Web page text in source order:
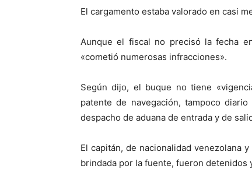
El cargamento estaba valorado en casi
Aunque el fiscal no precisó la fecha
«cometió numerosas infracciones».
Según dijo, el buque no tiene
patente de navegación, tampoco
despacho de aduana de entrada y de
El capitán, de nacionalidad venezolana
brindada por la fuente, fueron detenidos